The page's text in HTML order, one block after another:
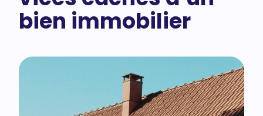
bien immobilier